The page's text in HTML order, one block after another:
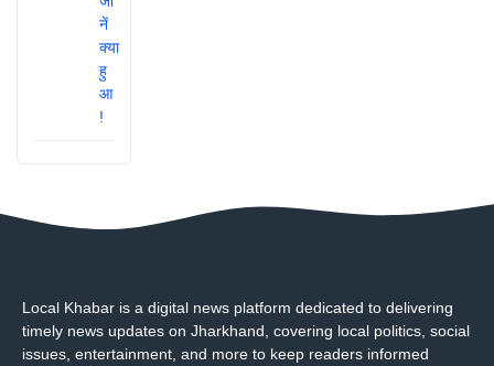
Local Khabar is a digital news platform dedicated to delivering
timely news updates on Jharkhand, covering local politics, social
issues, entertainment, and more to keep readers informed